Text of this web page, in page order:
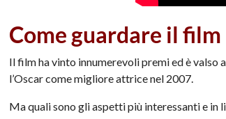
Come guardare il film
Il film ha vinto innumerevoli premi ed è
l’Oscar come migliore attrice nel 2007.
Ma quali sono gli aspetti più interessanti e in